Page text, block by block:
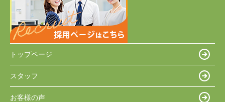
トップページ
スタッフ
お客様の声